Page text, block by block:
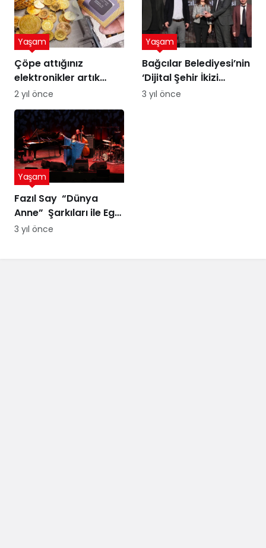
Çöpe attığınız
elektronikler artık
altına dönüşebilir!
Üstelik peynir altı
suyuyla
Yaşam
2 yıl önce
Bağcılar Belediyesi’nin
‘Dijital Şehir İkizi
Sürdürülebilir Şehir
Yaşam
3 yıl önce
Fazıl Say “Dünya
Anne” Şarkıları ile Ege
Turnesi’nde
Yaşam
3 yıl önce